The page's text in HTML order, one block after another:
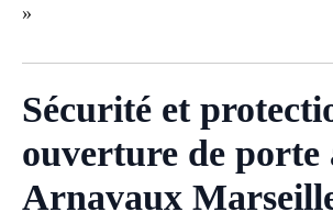
»
Sécurité et
ouverture de porte
Arnavaux